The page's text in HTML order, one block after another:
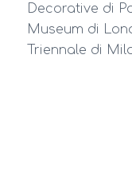
Decorative di
Museum di
Triennale di